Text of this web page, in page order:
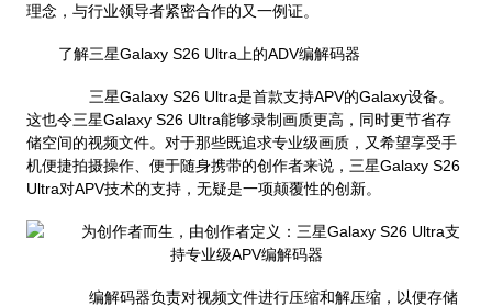
理念，与行业领导者紧密合作的又一例证。
了解三星Galaxy S26 Ultra上的ADV编解码器
三星Galaxy S26 Ultra是首款支持APV的Galaxy设备。
这也令三星Galaxy S26 Ultra能够录制画质更高，同时更节省存
储空间的视频文件。对于那些既追求专业级画质，又希望享受手
机便捷拍摄操作、便于随身携带的创作者来说，三星Galaxy S26
Ultra对APV技术的支持，无疑是一项颠覆性的创新。
编解码器负责对视频文件进行压缩和解压缩，以便存储